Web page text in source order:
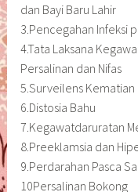
dan Bayi Baru Lahir
3.Pencegahan Infeksi
4.Tata Laksana
Persalinan dan Nifas
5.Surveilens Kematian
6.Distosia Bahu
7.Kegawatdaruratan
8.Preeklamsia dan
9.Perdarahan Pasca
10Persalinan Bokong